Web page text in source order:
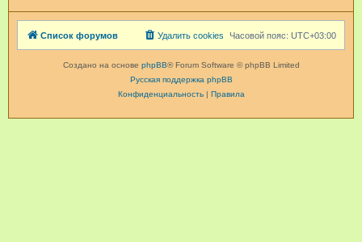
Список форумов Часовой пояс: UTC+03:00
Удалить cookies
Создано на основе phpBB® Forum Software © phpBB Limited
Русская поддержка phpBB
Конфиденциальность| Правила